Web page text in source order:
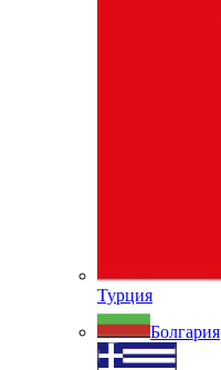
Турция
Болгария